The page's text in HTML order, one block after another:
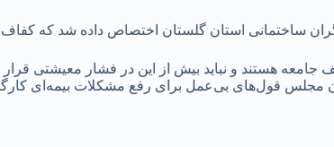
ساختمانی استان گلستان اختصاص داده شد که کفاف
جامعه هستند و نباید بیش از این در فشار معیشتی
مجلس قول‌های بی‌عمل برای رفع مشکلات بیمه‌ای